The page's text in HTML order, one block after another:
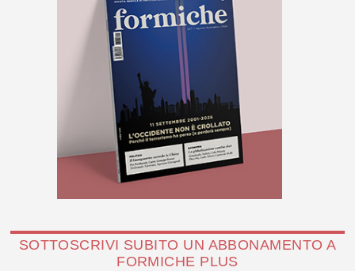
SOTTOSCRIVI SUBITO UN ABBONAMENTO A
FORMICHE PLUS